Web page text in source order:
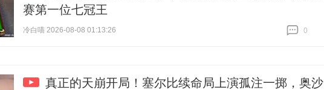
赛第一位七冠王
冷白喵 2026-08-08 01:13:26
0
真正的天崩开局！塞尔比续命局上演孤注一掷，奥沙